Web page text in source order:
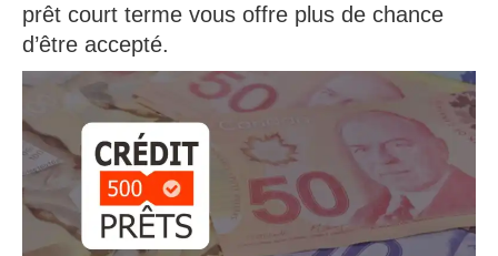
prêt court terme vous offre plus de chance
d’être accepté.